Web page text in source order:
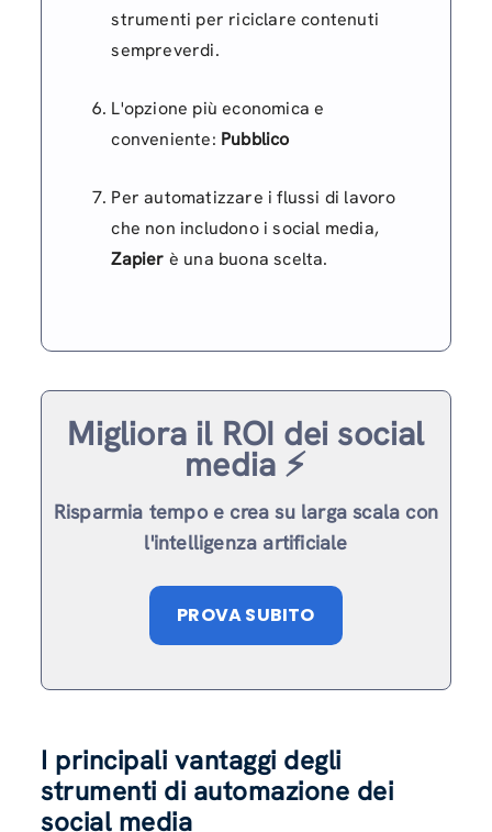
strumenti per riciclare contenuti
sempreverdi.
L'opzione più economica e
conveniente: Pubblico
Per automatizzare i flussi di lavoro
che non includono i social media,
Zapier è una buona scelta.
Migliora il ROI dei social
media ⚡️
Risparmia tempo e crea su larga scala con
l'intelligenza artificiale
PROVA SUBITO
I principali vantaggi degli
strumenti di automazione dei
social media